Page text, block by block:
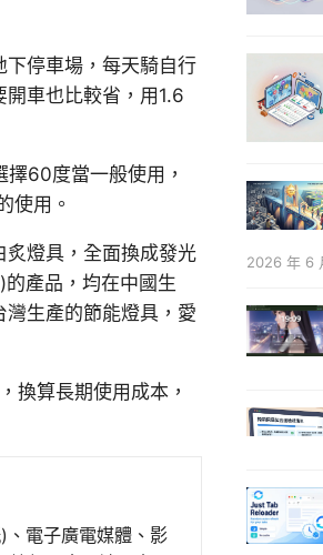
停車場，每天騎自行
車也比較省，用1.6
60度當一般使用，
使用。
燈具，全面換成發光
產品，均在中國生
生產的節能燈具，愛
換算長期使用成本，
電子廣電媒體、影
2026 年 6